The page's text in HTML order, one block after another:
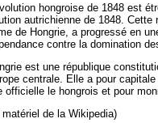
hongroise de 1848 est
autrichienne de 1848. Cette
de Hongrie, a progressé en
contre la domination
est une république
centrale. Elle a pour
officielle le hongrois et pour
de la Wikipedia)